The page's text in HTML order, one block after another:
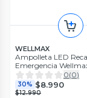
WELLMAX
Ampolleta LED
Emergencia
Nova 9W
0(0)
30% $8.990
$12.990